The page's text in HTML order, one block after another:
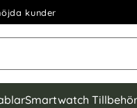
kunder
Smartwatch Tillbehör